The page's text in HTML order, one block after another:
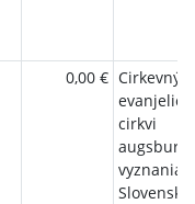
0,00 € Cirkevný
cirkvi
vyznania